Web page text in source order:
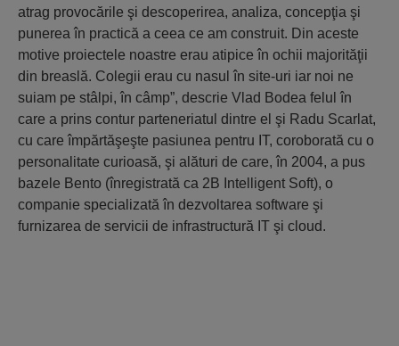
atrag provocările şi descoperirea, analiza, concepţia şi
punerea în practică a ceea ce am construit. Din aceste
motive proiectele noastre erau atipice în ochii majorităţii
din breaslă. Colegii erau cu nasul în site-uri iar noi ne
suiam pe stâlpi, în câmp”, descrie Vlad Bodea felul în
care a prins contur parteneriatul dintre el şi Radu Scarlat,
cu care împărtăşeşte pasiunea pentru IT, coroborată cu o
personalitate curioasă, şi alături de care, în 2004, a pus
bazele Bento (înregistrată ca 2B Intelligent Soft), o
companie specializată în dezvoltarea software şi
furnizarea de servicii de infrastructură IT şi cloud.